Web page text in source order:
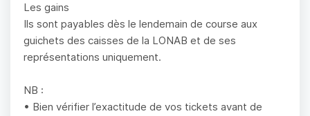
Les gains
Ils sont payables dès le lendemain de course aux
guichets des caisses de la LONAB et de ses
représentations uniquement.
NB :
• Bien vérifier l’exactitude de vos tickets avant de